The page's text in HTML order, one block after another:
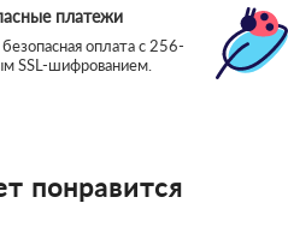
платежи
оплата с 256-
SSL-шифрованием.
понравится